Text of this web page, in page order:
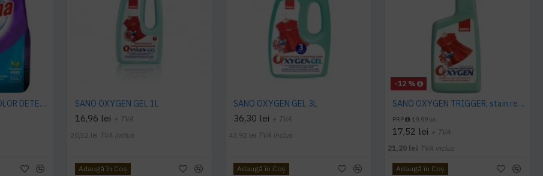
SANO MAXIMA BIO COLOR DETERGENT PUDRA, 3.25 Kg SANO OXYGEN GEL 1L
16,96 lei + TVA
20,52 lei TVA inclus
Adaugă în Coş
SANO OXYGEN GEL 3L
36,30 lei + TVA
43,92 lei TVA inclus
Adaugă în Coş
-12 %
SANO OXYGEN TRIGGER, stain remover, 750 ml
PRP 19,99 lei
17,52 lei + TVA
21,20 lei TVA inclus
Adaugă în Coş